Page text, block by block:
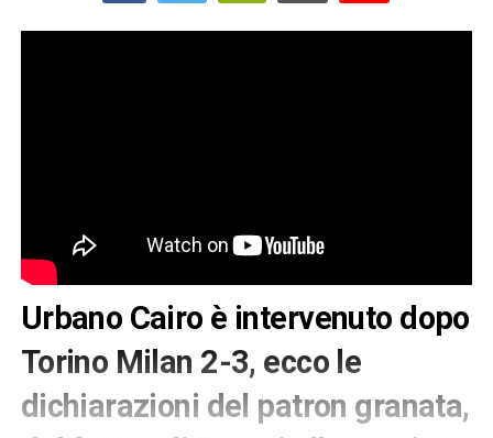
Urbano Cairo è intervenuto dopo
Torino Milan 2-3, ecco le
dichiarazioni del patron granata,